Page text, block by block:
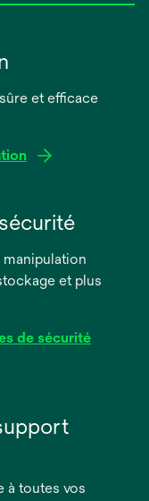
et efficace
et plus
de sécurité
à toutes vos